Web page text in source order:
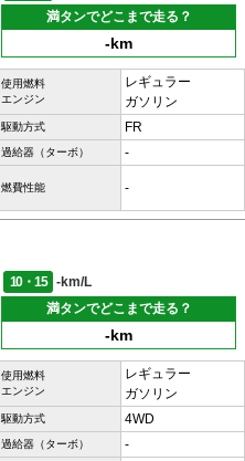
満タンでどこまで走る？
-km
使用燃料
エンジン
レギュラー
ガソリン
駆動方式 FR
過給器（ターボ） -
燃費性能 -
10・15
-km/L
満タンでどこまで走る？
-km
使用燃料
エンジン
レギュラー
ガソリン
駆動方式 4WD
過給器（ターボ） -